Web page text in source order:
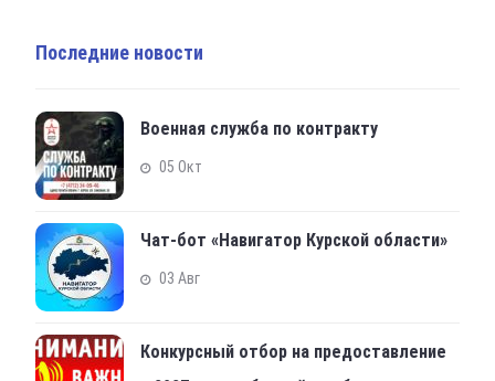
Последние новости
Военная служба по контракту
05 Окт
Чат-бот «Навигатор Курской области»
03 Авг
Конкурсный отбор на предоставление